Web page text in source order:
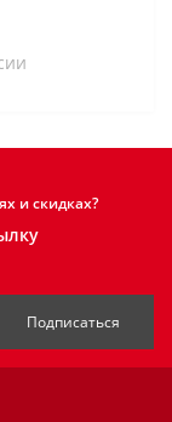
и скидках?
Подписаться